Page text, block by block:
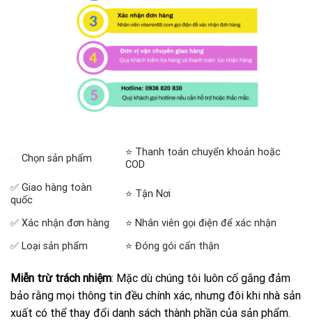
Chọn sản phẩm
⭐ Thanh toán chuyển khoản hoặc
COD
✅ Giao hàng toàn
quốc
⭐ Tận Nơi
✅ Xác nhận đơn hàng
⭐ Nhân viên gọi điện để xác nhận
✅ Loại sản phẩm
⭐ Đóng gói cẩn thận
Miễn trừ trách nhiệm: Mặc dù chúng tôi luôn cố gắng đảm
bảo rằng mọi thông tin đều chính xác, nhưng đôi khi nhà sản
xuất có thể thay đổi danh sách thành phần của sản phẩm.